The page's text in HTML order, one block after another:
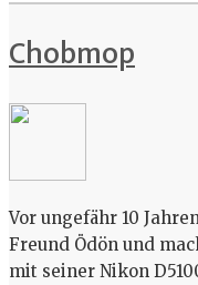
Chobmop
Vor ungefähr 10
Freund Ödön und
mit seiner Nikon